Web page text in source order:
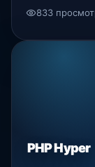
через их
833
PHP Hyper